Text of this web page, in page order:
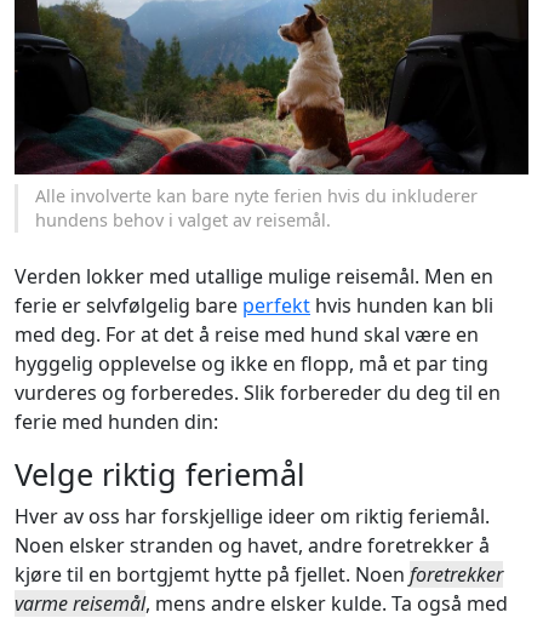
Alle involverte kan bare nyte ferien hvis du inkluderer
hundens behov i valget av reisemål.
Verden lokker med utallige mulige reisemål. Men en
ferie er selvfølgelig bare perfekt hvis hunden kan bli
med deg. For at det å reise med hund skal være en
hyggelig opplevelse og ikke en flopp, må et par ting
vurderes og forberedes. Slik forbereder du deg til en
ferie med hunden din:
Velge riktig feriemål
Hver av oss har forskjellige ideer om riktig feriemål.
Noen elsker stranden og havet, andre foretrekker å
kjøre til en bortgjemt hytte på fjellet. Noen foretrekker
varme reisemål, mens andre elsker kulde. Ta også med